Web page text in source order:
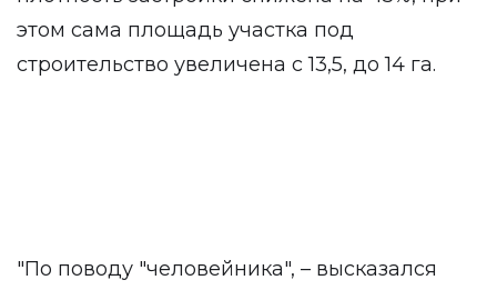
этом сама площадь участка под
строительство увеличена с 13,5, до 14 га.
"По поводу "человейника", – высказался